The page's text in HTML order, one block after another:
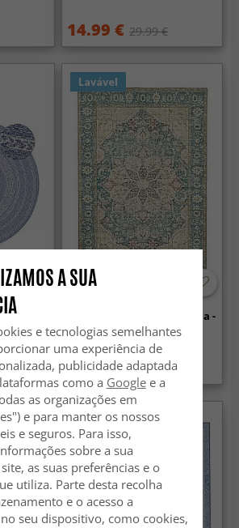
14.99 € 29.99 €
(azul)
Lavável
-50%
Tapete de tecelagem plana -
Alvand (azul)
29.99 € 59.99 €
A SUA
e tecnologias semelhantes
uma experiência de
publicidade adaptada
como a Googlee a
as organizações em
e para manter os nossos
e seguros. Para isso,
sobre a sua
as suas preferências e o
utiliza. Parte desta recolha
e o acesso a
seu dispositivo, como cookies,